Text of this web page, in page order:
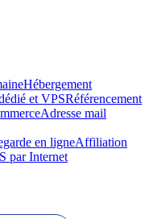
Hébergement
et VPSRéférencement
Adresse mail
en ligneAffiliation
par Internet